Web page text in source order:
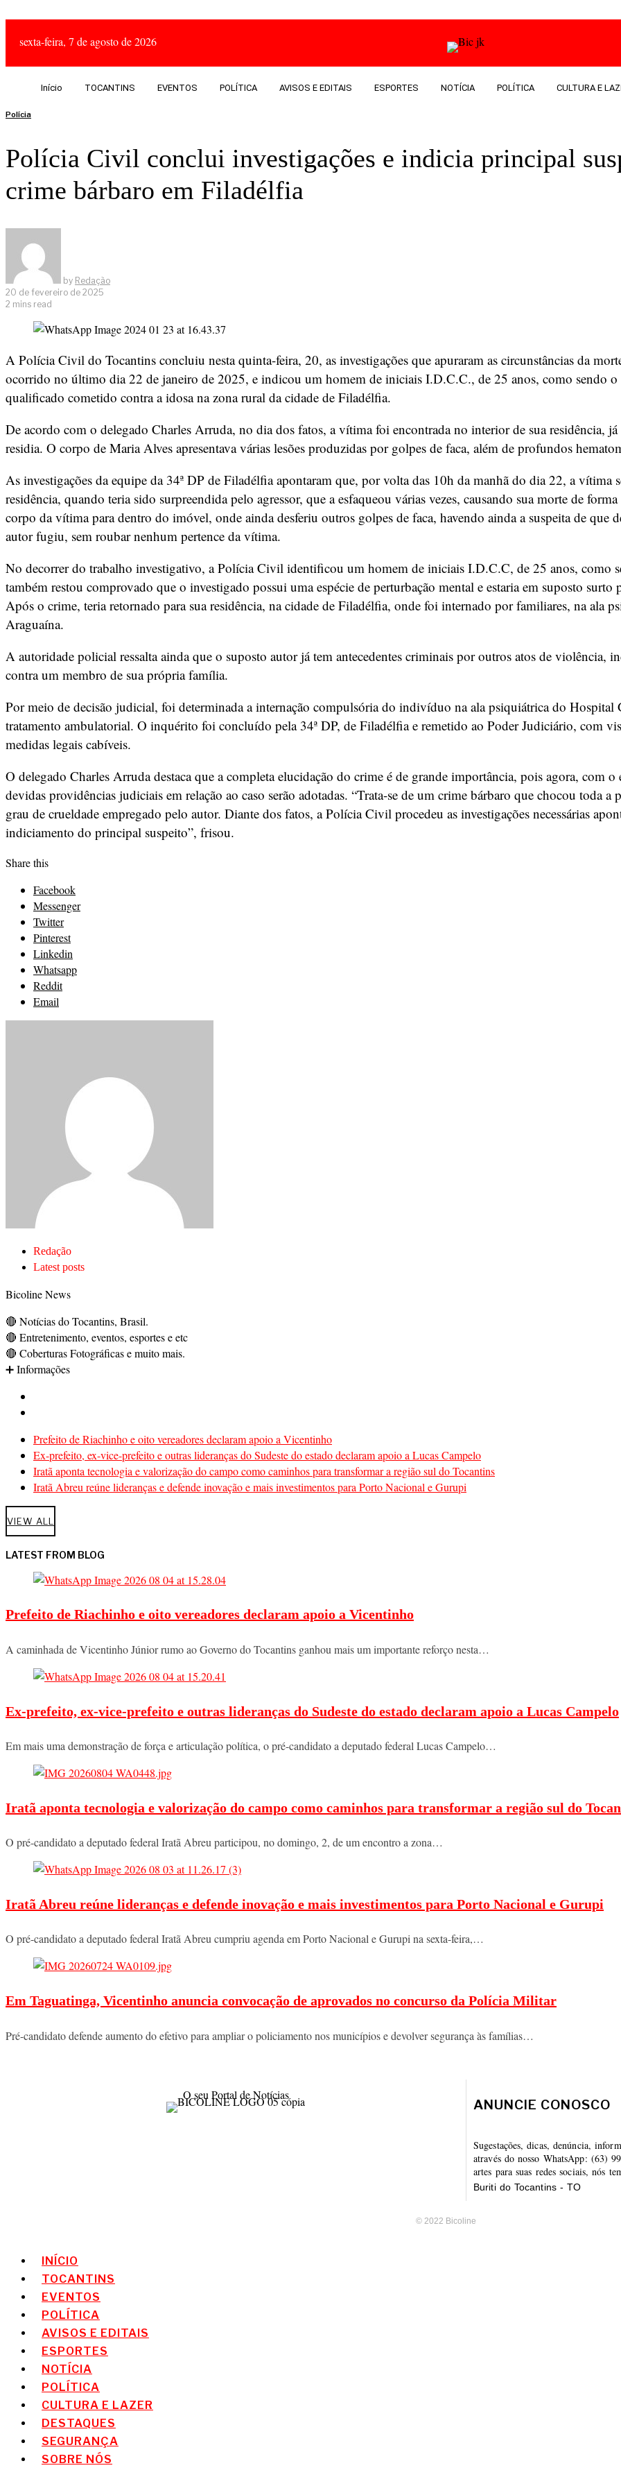
sexta-feira, 7 de agosto de 2026
Início TOCANTINS EVENTOS POLÍTICA AVISOS E EDITAIS ESPORTES NOTÍCIA POLÍTICA CULTURA E
Polícia
Polícia Civil conclui investigações e indicia principal
crime bárbaro em Filadélfia
by Redação
20 de fevereiro de 2025
2 mins read
A Polícia Civil do Tocantins concluiu nesta quinta-feira, 20, as investigações que apuraram as circunstâncias da
ocorrido no último dia 22 de janeiro de 2025, e indicou um homem de iniciais I.D.C.C., de 25 anos, como sendo
qualificado cometido contra a idosa na zona rural da cidade de Filadélfia.
De acordo com o delegado Charles Arruda, no dia dos fatos, a vítima foi encontrada no interior de sua residência, já
residia. O corpo de Maria Alves apresentava várias lesões produzidas por golpes de faca, além de profundos
As investigações da equipe da 34ª DP de Filadélfia apontaram que, por volta das 10h da manhã do dia 22, a vítima
residência, quando teria sido surpreendida pelo agressor, que a esfaqueou várias vezes, causando sua morte de
corpo da vítima para dentro do imóvel, onde ainda desferiu outros golpes de faca, havendo ainda a suspeita de que
autor fugiu, sem roubar nenhum pertence da vítima.
No decorrer do trabalho investigativo, a Polícia Civil identificou um homem de iniciais I.D.C.C, de 25 anos, como
também restou comprovado que o investigado possui uma espécie de perturbação mental e estaria em suposto surto
Após o crime, teria retornado para sua residência, na cidade de Filadélfia, onde foi internado por familiares, na ala
Araguaína.
A autoridade policial ressalta ainda que o suposto autor já tem antecedentes criminais por outros atos de violência,
contra um membro de sua própria família.
Por meio de decisão judicial, foi determinada a internação compulsória do indivíduo na ala psiquiátrica do Hospital
tratamento ambulatorial. O inquérito foi concluído pela 34ª DP, de Filadélfia e remetido ao Poder Judiciário, com
medidas legais cabíveis.
O delegado Charles Arruda destaca que a completa elucidação do crime é de grande importância, pois agora, com
devidas providências judiciais em relação ao caso serão adotadas. “Trata-se de um crime bárbaro que chocou toda
grau de crueldade empregado pelo autor. Diante dos fatos, a Polícia Civil procedeu as investigações necessárias
indiciamento do principal suspeito”, frisou.
Share this
Facebook
Messenger
Twitter
Pinterest
Linkedin
Whatsapp
Reddit
Email
Redação
Latest posts
Bicoline News
🔴 Notícias do Tocantins, Brasil.
🔴 Entretenimento, eventos, esportes e etc
🔴 Coberturas Fotográficas e muito mais.
➕ Informações
Prefeito de Riachinho e oito vereadores declaram apoio a Vicentinho
Ex-prefeito, ex-vice-prefeito e outras lideranças do Sudeste do estado declaram apoio a Lucas Campelo
Iratã aponta tecnologia e valorização do campo como caminhos para transformar a região sul do Tocantins
Iratã Abreu reúne lideranças e defende inovação e mais investimentos para Porto Nacional e Gurupi
VIEW ALL
LATEST FROM BLOG
Prefeito de Riachinho e oito vereadores declaram apoio a Vicentinho
A caminhada de Vicentinho Júnior rumo ao Governo do Tocantins ganhou mais um importante reforço nesta…
Ex-prefeito, ex-vice-prefeito e outras lideranças do Sudeste do estado declaram apoio a Lucas Campelo
Em mais uma demonstração de força e articulação política, o pré-candidato a deputado federal Lucas Campelo…
Iratã aponta tecnologia e valorização do campo como caminhos para transformar a região sul do
O pré-candidato a deputado federal Iratã Abreu participou, no domingo, 2, de um encontro a zona…
Iratã Abreu reúne lideranças e defende inovação e mais investimentos para Porto Nacional e Gurupi
O pré-candidato a deputado federal Iratã Abreu cumpriu agenda em Porto Nacional e Gurupi na sexta-feira,…
Em Taguatinga, Vicentinho anuncia convocação de aprovados no concurso da Polícia Militar
Pré-candidato defende aumento do efetivo para ampliar o policiamento nos municípios e devolver segurança às famílias…
O seu Portal de Notícias
ANUNCIE CONOSCO
Sugestações, dicas, denúncia,
através do nosso WhatsApp: (63)
artes para suas redes sociais, nós
Buriti do Tocantins - TO
© 2022 Bicoline
INÍCIO
TOCANTINS
EVENTOS
POLÍTICA
AVISOS E EDITAIS
ESPORTES
NOTÍCIA
POLÍTICA
CULTURA E LAZER
DESTAQUES
SEGURANÇA
SOBRE NÓS